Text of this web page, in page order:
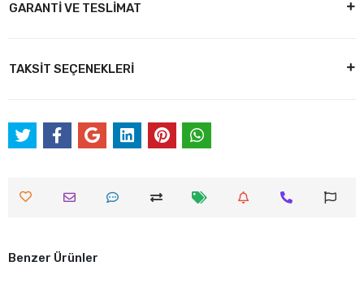
GARANTİ VE TESLİMAT
TAKSİT SEÇENEKLERİ
Benzer Ürünler